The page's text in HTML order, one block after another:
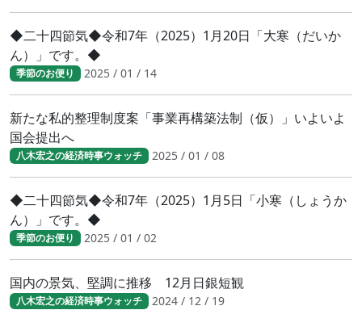
◆二十四節気◆令和7年（2025）1月20日「大寒（だいか
ん）」です。◆
季節のお便り 2025 / 01 / 14
新たな私的整理制度案「事業再構築法制（仮）」いよいよ
国会提出へ
八木宏之の経済時事ウォッチ 2025 / 01 / 08
◆二十四節気◆令和7年（2025）1月5日「小寒（しょうか
ん）」です。◆
季節のお便り 2025 / 01 / 02
国内の景気、堅調に推移 12月日銀短観
八木宏之の経済時事ウォッチ 2024 / 12 / 19